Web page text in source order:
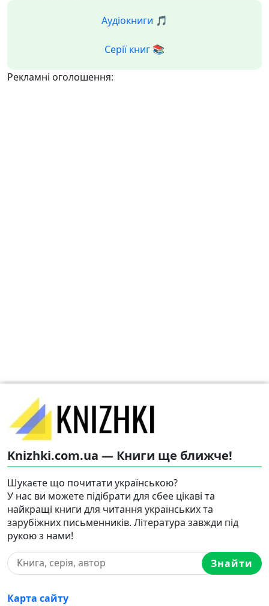
Аудіокниги 🎵
Серії книг 📚
Рекламні оголошення:
Knizhki.com.ua — Книги ще ближче!
Шукаєте що почитати українською?
У нас ви можете підібрати для сбее цікаві та
найкращі книги для читання українських та
зарубіжних письменників. Література завжди під
рукою з нами!
Знайти
Карта сайту